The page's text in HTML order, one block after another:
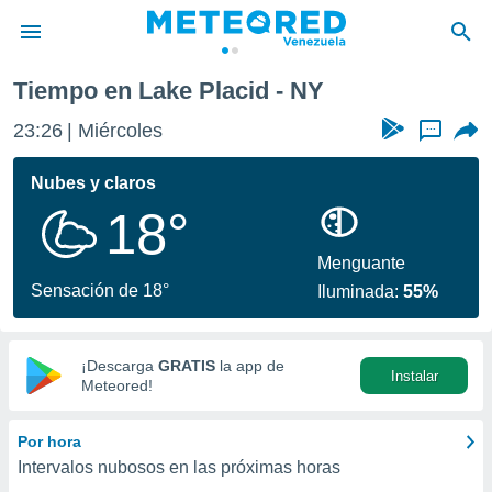
de
ha
calidad.
a este
las
y
digital
basada
Tiempo en Lake Placid - NY
23:26 Miércoles ...
Nubes y claros
18°
Sensación de 18°
Menguante
Iluminada:55%
¡Descarga GRATIS la app de
Meteored!
Instalar
Por hora
Intervalos nubosos en las próximas horas